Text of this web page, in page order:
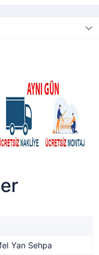
Yan Sehpa